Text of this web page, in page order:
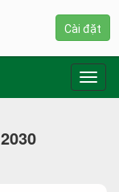
Cài đặt